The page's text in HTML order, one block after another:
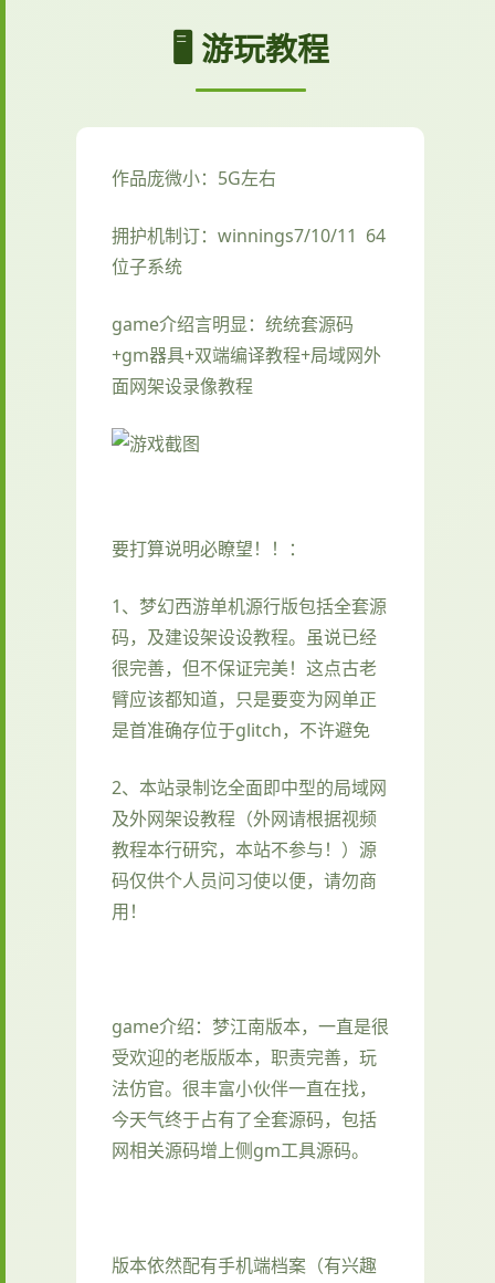
🖥️ 游玩教程
作品庞微小：5G左右
拥护机制订：winnings7/10/11 64
位子系统
game介绍言明显：统统套源码
+gm器具+双端编译教程+局域网外
面网架设录像教程
要打算说明必瞭望！！：
1、 梦幻西游单机源行版包括全套源
码，及建设架设设教程。虽说已经
很完善，但不保证完美！这点古老
臂应该都知道，只是要变为网单正
是首准确存位于glitch，不许避免
2、本站录制讫全面即中型的局域网
及外网架设教程（外网请根据视频
教程本行研究，本站不参与！）源
码仅供个人员问习使以便，请勿商
用！
game介绍：梦江南版本，一直是很
受欢迎的老版版本，职责完善，玩
法仿官。很丰富小伙伴一直在找，
今天气终于占有了全套源码，包括
网相关源码增上侧gm工具源码。
版本依然配有手机端档案（有兴趣